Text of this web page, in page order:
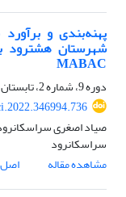
پهنه‌بندی و
شهرستان هشترود
MABAC
دوره 9، شماره 2، تابستان 1401، صفحه
صیاد اصغری
سراسکانرود
مشاهده مقاله
اصل